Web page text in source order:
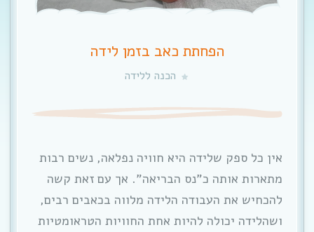
הפחתת כאב בזמן לידה
הכנה ללידה
אין כל ספק שלידה היא חוויה נפלאה, נשים רבות
מתארות אותה כ”נס הבריאה”. אך עם זאת קשה
להכחיש את העבודה הלידה מלווה בכאבים רבים,
ושהלידה יכולה להיות אחת החוויות הטראומטיות